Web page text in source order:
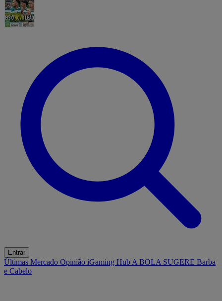
Entrar
Últimas Mercado Opinião iGaming Hub A BOLA SUGERE Barba
e Cabelo